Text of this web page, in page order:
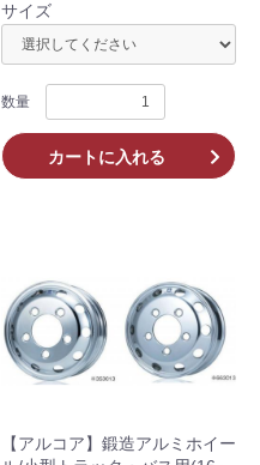
サイズ
数量
カートに入れる
【アルコア】鍛造アルミホイー